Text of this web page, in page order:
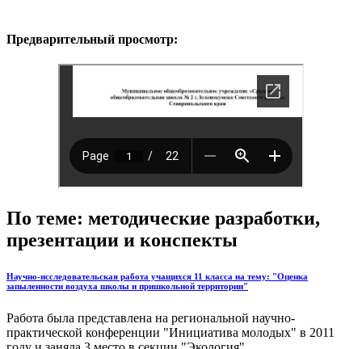
Предварительный просмотр:
По теме: методические разработки,
презентации и конспекты
Научно-исследовательская работа учащихся 11 класса на тему: "Оценка
запыленности воздуха школы и пришкольной территории"
Работа была представлена на региональной научно-
практической конференции "Инициатива молодых" в 2011